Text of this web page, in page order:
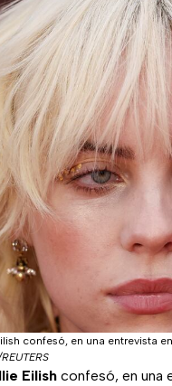
confesó, en una entrevista
Eilish confesó, en una